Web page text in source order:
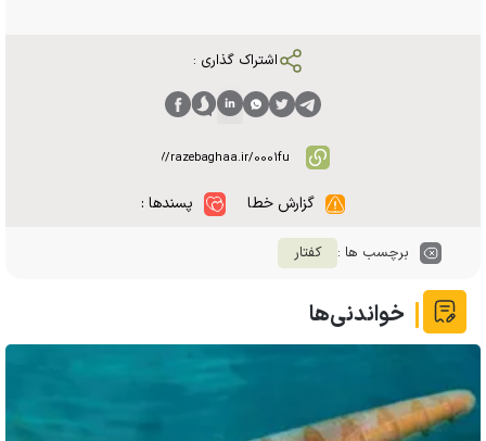
اشتراک گذاری :
گزارش خطا پسندها :
برچسب ها : کفتار
خواندنی‌ها